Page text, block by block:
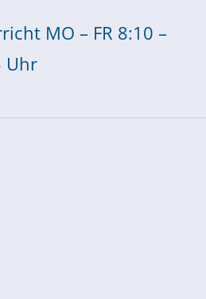
MO – FR 8:10 –
Uhr